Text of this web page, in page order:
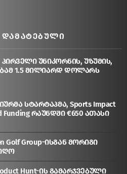
უნიკორნის, უზუმის,
1.5 მილიარდ დოლარს
სტარტაპმა, Sports Impact
Funding რაუნდში €650 ათასი
Golf Group-ისგან მორიგი
Hunt-ის გამარჯვებული